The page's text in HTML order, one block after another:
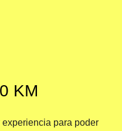
KM
experiencia para poder